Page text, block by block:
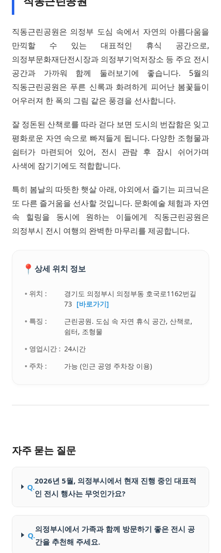
직동근린공원은 의정부 도심 속에서 자연의 아름다움을
만끽할 수 있는 대표적인 휴식 공간으로,
의정부문화재단전시장과 의정부기억저장소 등 주요 전시
공간과 가까워 함께 둘러보기에 좋습니다. 5월의
직동근린공원은 푸른 신록과 화려하게 피어난 봄꽃들이
어우러져 한 폭의 그림 같은 풍경을 선사합니다.
잘 정돈된 산책로를 따라 걷다 보면 도시의 번잡함은 잊고
평화로운 자연 속으로 빠져들게 됩니다. 다양한 조형물과
쉼터가 마련되어 있어, 전시 관람 후 잠시 쉬어가며
사색에 잠기기에도 적합합니다.
특히 봄날의 따뜻한 햇살 아래, 야외에서 즐기는 피크닉은
또 다른 즐거움을 선사할 것입니다. 문화예술 체험과 자연
속 힐링을 동시에 원하는 이들에게 직동근린공원은
의정부시 전시 여행의 완벽한 마무리를 제공합니다.
📍 상세 위치 정보
• 위치 :
경기도 의정부시 의정부동 호국로1162번길
73 [바로가기]
• 특징 :
근린공원. 도심 속 자연 휴식 공간, 산책로,
쉼터, 조형물
• 영업시간 : 24시간
• 주차 :
가능 (인근 공영 주차장 이용)
자주 묻는 질문
Q.
2026년 5월, 의정부시에서 현재 진행 중인 대표적
인 전시 행사는 무엇인가요?
Q.
의정부시에서 가족과 함께 방문하기 좋은 전시 공
간을 추천해 주세요.